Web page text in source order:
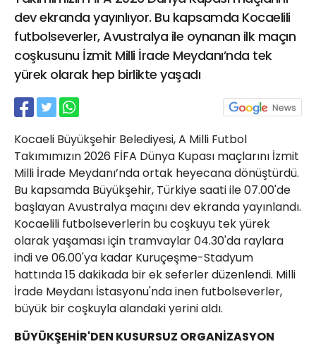
dev ekranda yayınlıyor. Bu kapsamda Kocaelili
futbolseverler, Avustralya ile oynanan ilk maçın
coşkusunu İzmit Milli İrade Meydanı’nda tek
yürek olarak hep birlikte yaşadı
Kocaeli Büyükşehir Belediyesi, A Milli Futbol
Takımımızın 2026 FİFA Dünya Kupası maçlarını İzmit
Milli İrade Meydanı’nda ortak heyecana dönüştürdü.
Bu kapsamda Büyükşehir, Türkiye saati ile 07.00'de
başlayan Avustralya maçını dev ekranda yayınlandı.
Kocaelili futbolseverlerin bu coşkuyu tek yürek
olarak yaşaması için tramvaylar 04.30'da raylara
indi ve 06.00'ya kadar Kuruçeşme-Stadyum
hattında 15 dakikada bir ek seferler düzenlendi. Milli
İrade Meydanı İstasyonu'nda inen futbolseverler,
büyük bir coşkuyla alandaki yerini aldı.
BÜYÜKŞEHİR'DEN KUSURSUZ ORGANİZASYON
21 Gölcük
02624132333
haber@golcukpostasi.com